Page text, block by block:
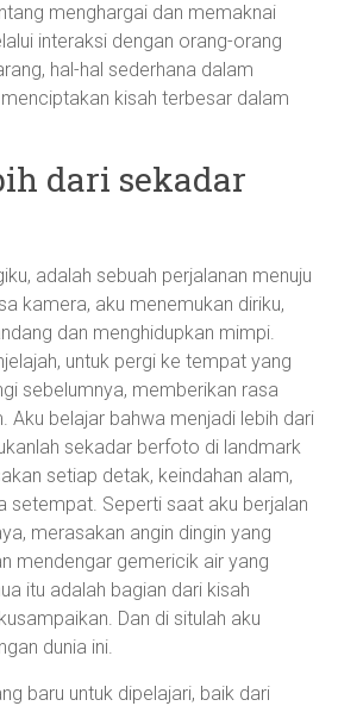
menghargai dan memaknai
interaksi dengan orang-orang
hal-hal sederhana dalam
kisah terbesar dalam
dari sekadar
adalah sebuah perjalanan menuju
kamera, aku menemukan diriku,
dan menghidupkan mimpi.
untuk pergi ke tempat yang
sebelumnya, memberikan rasa
Aku belajar bahwa menjadi lebih dari
sekadar berfoto di landmark
setiap detak, keindahan alam,
setempat. Seperti saat aku berjalan
merasakan angin dingin yang
mendengar gemericik air yang
itu adalah bagian dari kisah
Dan di situlah aku
dunia ini.
baru untuk dipelajari, baik dari